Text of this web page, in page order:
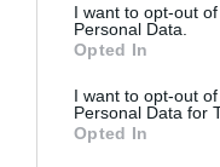
consent section.
I want to opt-out
Personal Data.
Opted In
I want to opt-out
Personal Data for
Opted In
Hogy mik közül?
érdemes a Princess
Az akció